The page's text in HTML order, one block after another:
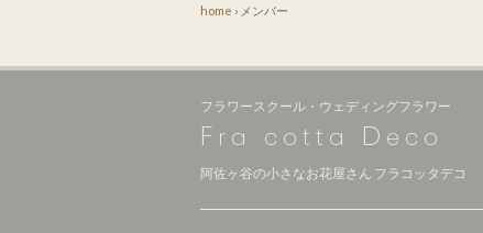
home › メンバー
フラワースクール・ウェディングフラワー
F ra cotta D eco
阿佐ヶ谷の小さなお花屋さん フラコッタデコ